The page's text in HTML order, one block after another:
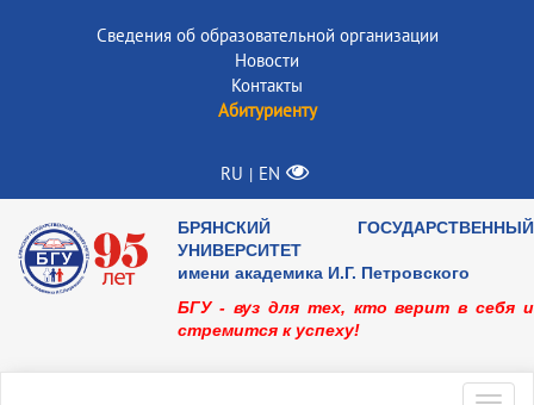
Сведения об образовательной организации
Новости
Контакты
Абитуриенту
RU | EN
БРЯНСКИЙ ГОСУДАРСТВЕННЫЙ
УНИВЕРСИТЕТ
имени академика И.Г. Петровского
БГУ - вуз для тех, кто верит в себя и
стремится к успеху!